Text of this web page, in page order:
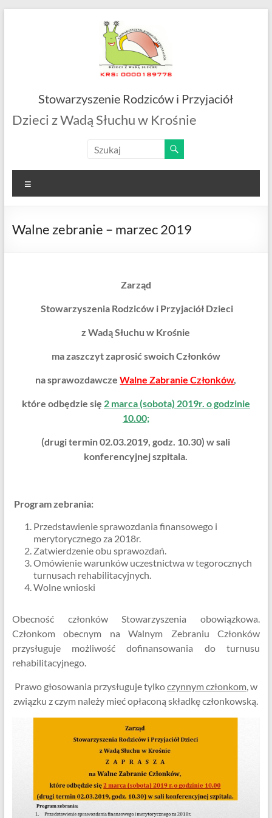
Stowarzyszenie Rodziców i Przyjaciół
Dzieci z Wadą Słuchu w Krośnie
Walne zebranie – marzec 2019
Zarząd
Stowarzyszenia Rodziców i Przyjaciół Dzieci
z Wadą Słuchu w Krośnie
ma zaszczyt zaprosić swoich Członków
na sprawozdawczeWalne Zabranie Członków,
które odbędzie się 2 marca (sobota) 2019r. o godzinie
10.00;
(drugi termin 02.03.2019, godz. 10.30) w sali
konferencyjnej szpitala.
Program zebrania:
Przedstawienie sprawozdania finansowego i
merytorycznego za 2018r.
Zatwierdzenie obu sprawozdań.
Omówienie warunków uczestnictwa w tegorocznych
turnusach rehabilitacyjnych.
Wolne wnioski
Obecność członków Stowarzyszenia obowiązkowa.
Członkom obecnym na Walnym Zebraniu Członków
przysługuje możliwość dofinansowania do turnusu
rehabilitacyjnego.
Prawo głosowania przysługuje tylkoczynnym członkom, w
związku z czym należy mieć opłaconą składkę członkowską.